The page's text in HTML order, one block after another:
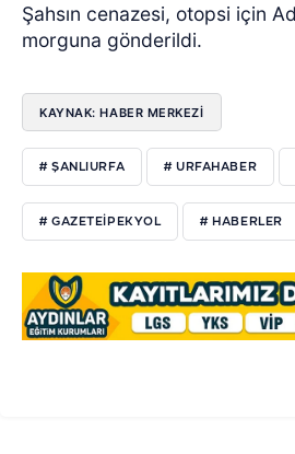
Şahsın cenazesi, otopsi için
morguna gönderildi.
KAYNAK: HABER MERKEZI
# ŞANLIURFA # URFAHABER
# GAZETEİPEKYOL # HABERLER